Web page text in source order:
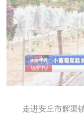
走进安丘市辉渠